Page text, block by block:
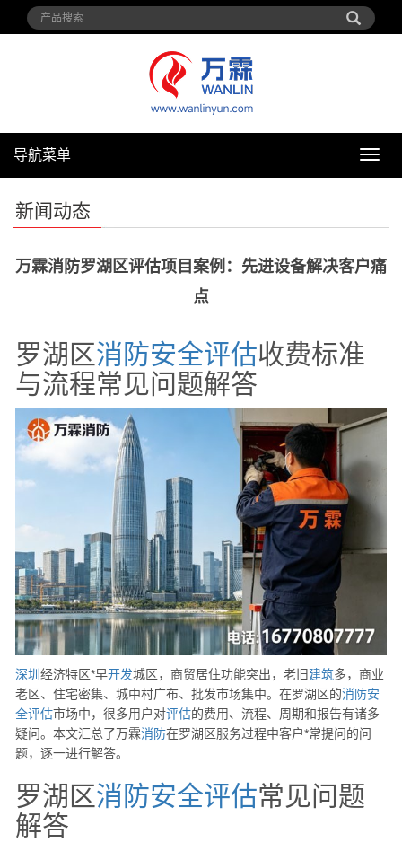
导
导航菜单
新闻动态
万霖消防罗湖区评估项目案例：先进设备解决客户痛
点
罗湖区消防安全评估收费标准
与流程常见问题解答
深圳 经济特区*早开发城区，商贸居住功能突出，老旧建筑多，商业
老区、住宅密集、城中村广布、批发市场集中。在罗湖区的消防安
全评估市场中，很多用户对评估的费用、流程、周期和报告有诸多
疑问。本文汇总了万霖消防在罗湖区服务过程中客户*常提问的问
题，逐一进行解答。
罗湖区消防安全评估常见问题
解答